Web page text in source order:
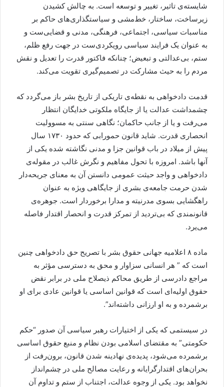
شایسته‌ی تاثیر، تغییر و توسعه است. به چالش کشیدن
زیرساخت، ساختار، خط‌مشی و سیاستگذاری‌های حاکم بر
مناسبات سیاسی، اجتماعی، فرهنگی، مدنی و قضایی‌ست و
به عنوان یک فرایند سیاسی رویکردی‌ست در جهت رفع ظلم،
ستم، بی‌عدالتی و تبعیض؛ چنانکه فاکتور قدرت را تعدیل و نقش
مردم را به حیث مشارکت در تصمیم‌گیری تقویت می‌کند.
قدمت دادخواهی به نقطه‌ی تاریکی از تاریخ بشر باز می‌گردد که
چشمداشت عدالت یا از جایگاه ملکوتی خدایگان انتظار
می‌رفت و یا از جانب حاکمان؛ نگاهی سنتی به مسوولیت
انحصاری قدرت. شاید قانون حمورابی که حدود ۱۷۳۰ سال
پیش از میلاد در باب قوانین جزا و مدنی نگاشته شده یکی از
آنها باشد. امروزه با تحول مفاهیم و نگرش غالب در مقوله‌ی
دادخواهی و واجد حیثت عمومی دانستن آن به معنای جریحه‌دار
شدن حرمت جامعه‌ی بشری از جایگاهی ویژه به عنوان
راهگشایی بسوی مدرنیته و مدارا برخوردار است. جوهره‌ی
قانونمندی که بی‌تردید از تمرکز قدرت و انحصار اقتدار فاصله
می‌‌یرد.
ماده ۸ اعلامیه جهانی حقوق بشر با تصریح حق دادخواهی چنین
است که ” هر انسانی سزاوار و محق به دسترسی مؤثر به
مراجع دادرسی از طریق محاکم ذیصلاح ملی در برابر نقض
حقوق اولیه‌ای است که قوانین اساسی یا قوانین عادی برای او
برشمرده و به او ارزانی داشته‌اند”.
در سیستمی که یکی از اختیارات رهبر سیاسی آن صدور “حکم
حکومتی” به مقتضای اسلامی بودن نظام و منبع حقوق اساسی
برشمرده می‌شود، پدیده‌ی نهادینه شدن قانون، برون‌رفت از
بحران‌های اقتدارگرایانه و رعایت مصالح ملی در چشم‌انداز
نخواهد بود. یکی از وجوه عدالت، اجتناب از ستم و تداوم آن